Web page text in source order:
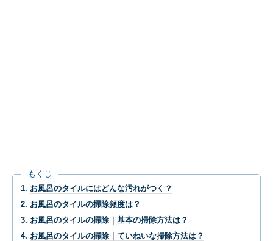
もくじ
お風呂のタイルにはどんな汚れがつく？
お風呂のタイルの掃除頻度は？
お風呂のタイルの掃除｜基本の掃除方法は？
お風呂のタイルの掃除｜ていねいな掃除方法は？